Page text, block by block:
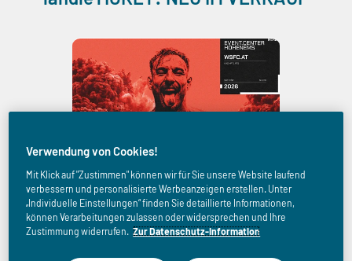
Verwendung von Cookies!
Mit Klick auf "Zustimmen" können wir für Sie unsere Website laufend
verbessern und personalisierte Werbeanzeigen erstellen. Unter
„Individuelle Einstellungen“ finden Sie detaillierte Informationen,
können Verarbeitungen zulassen oder widersprechen und Ihre
Zustimmung widerrufen.
Zur Datenschutz-Information